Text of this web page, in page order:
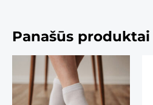
Panašūs produktai